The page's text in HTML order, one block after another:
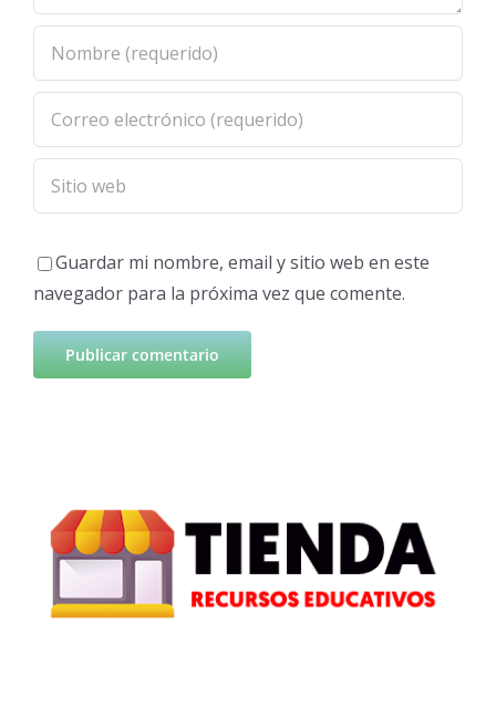
Guardar mi nombre, email y sitio web en este
navegador para la próxima vez que comente.